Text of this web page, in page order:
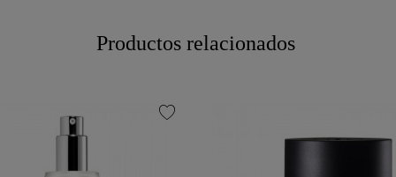
Productos relacionados